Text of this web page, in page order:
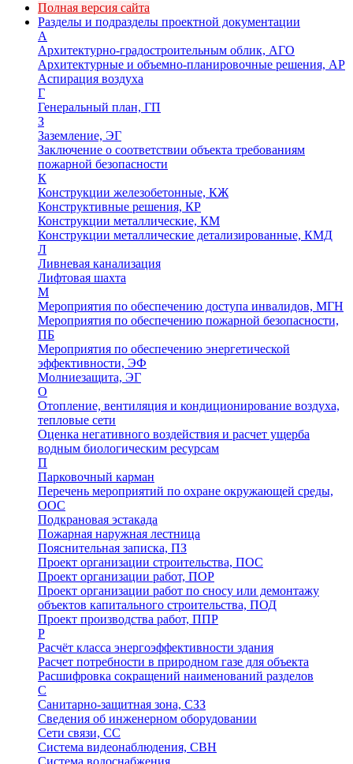
Полная версия сайта
Разделы и подразделы проектной документации
А
Архитектурно-градостроительным облик, АГО
Архитектурные и объемно-планировочные решения, АР
Аспирация воздуха
Г
Генеральный план, ГП
З
Заземление, ЭГ
Заключение о соответствии объекта требованиям
пожарной безопасности
К
Конструкции железобетонные, КЖ
Конструктивные решения, КР
Конструкции металлические, КМ
Конструкции металлические детализированные, КМД
Л
Ливневая канализация
Лифтовая шахта
М
Мероприятия по обеспечению доступа инвалидов, МГН
Мероприятия по обеспечению пожарной безопасности,
ПБ
Мероприятия по обеспечению энергетической
эффективности, ЭФ
Молниезащита, ЭГ
О
Отопление, вентиляция и кондиционирование воздуха,
тепловые сети
Оценка негативного воздействия и расчет ущерба
водным биологическим ресурсам
П
Парковочный карман
Перечень мероприятий по охране окружающей среды,
ООС
Подкрановая эстакада
Пожарная наружная лестница
Пояснительная записка, ПЗ
Проект организации строительства, ПОС
Проект организации работ, ПОР
Проект организации работ по сносу или демонтажу
объектов капитального строительства, ПОД
Проект производства работ, ППР
Р
Расчёт класса энергоэффективности здания
Расчет потребности в природном газе для объекта
Расшифровка сокращений наименований разделов
С
Санитарно-защитная зона, СЗЗ
Сведения об инженерном оборудовании
Сети связи, СС
Система видеонаблюдения, СВН
Система водоснабжения